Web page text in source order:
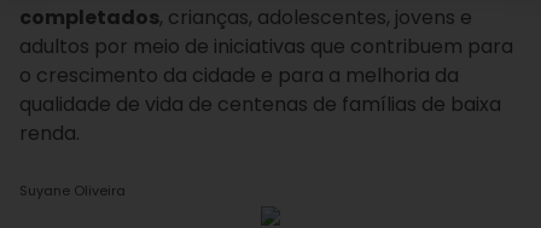
completados, crianças, adolescentes, jovens e
adultos por meio de iniciativas que contribuem para
o crescimento da cidade e para a melhoria da
qualidade de vida de centenas de famílias de baixa
renda.
Suyane Oliveira